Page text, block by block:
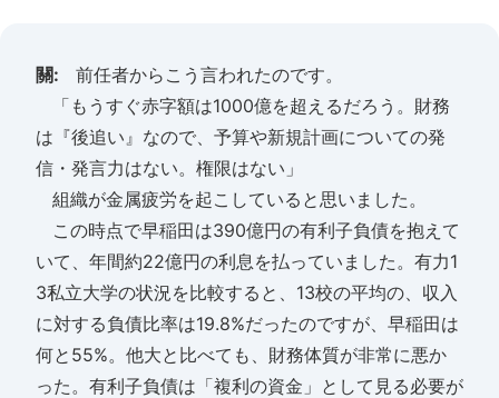
關: 前任者からこう言われたのです。
「もうすぐ赤字額は1000億を超えるだろう。財務
は『後追い』なので、予算や新規計画についての発
信・発言力はない。権限はない」
組織が金属疲労を起こしていると思いました。
この時点で早稲田は390億円の有利子負債を抱えて
いて、年間約22億円の利息を払っていました。有力1
3私立大学の状況を比較すると、13校の平均の、収入
に対する負債比率は19.8%だったのですが、早稲田は
何と55%。他大と比べても、財務体質が非常に悪か
った。有利子負債は「複利の資金」として見る必要が